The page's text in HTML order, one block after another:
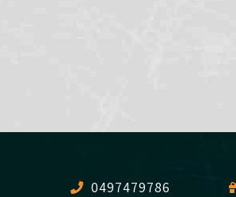
0497479786